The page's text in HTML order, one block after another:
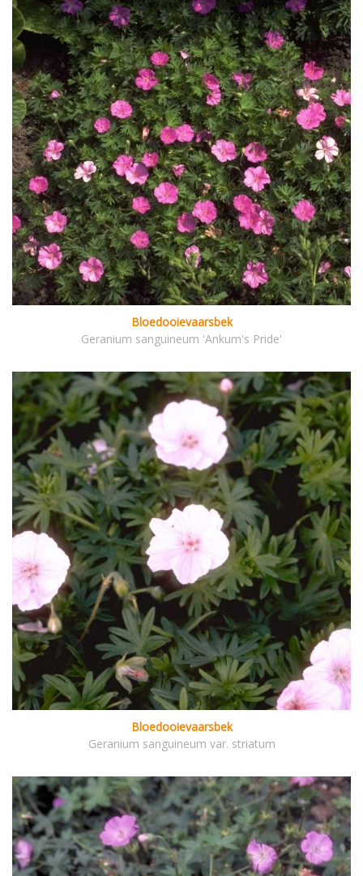
Bloedooievaarsbek
Geranium sanguineum 'Ankum's Pride'
Bloedooievaarsbek
Geranium sanguineum var. striatum